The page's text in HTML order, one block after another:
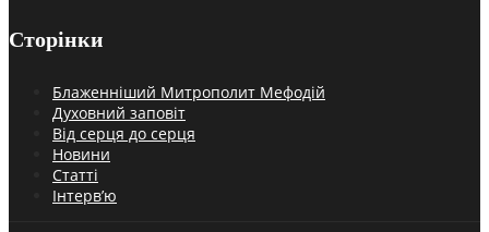
Сторінки
Блаженніший Митрополит Мефодій
Духовний заповіт
Від серця до серця
Новини
Статті
Інтерв’ю